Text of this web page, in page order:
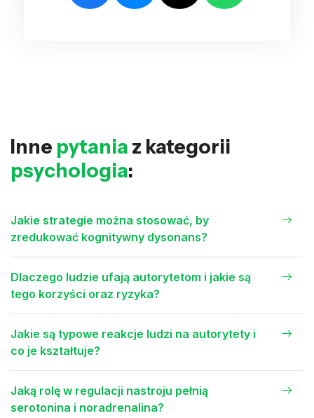
Inne pytania z kategorii
psychologia:
Jakie strategie można stosować, by
zredukować kognitywny dysonans?
Dlaczego ludzie ufają autorytetom i jakie są
tego korzyści oraz ryzyka?
Jakie są typowe reakcje ludzi na autorytety i
co je kształtuje?
Jaką rolę w regulacji nastroju pełnią
serotonina i noradrenalina?